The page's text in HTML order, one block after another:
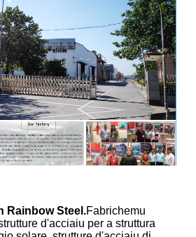
Rainbow Steel.Fabrichemu
d'acciaiu per a struttura